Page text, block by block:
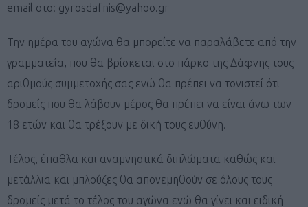
email στο: gyrosdafnis@yahoo.gr
Την ημέρα του αγώνα θα μπορείτε να παραλάβετε από την
γραμματεία, που θα βρίσκεται στο πάρκο της Δάφνης τους
αριθμούς συμμετοχής σας ενώ θα πρέπει να τονιστεί ότι
δρομείς που θα λάβουν μέρος θα πρέπει να είναι άνω των
18 ετών και θα τρέξουν με δική τους ευθύνη.
Τέλος, έπαθλα και αναμνηστικά διπλώματα καθώς και
μετάλλια και μπλούζες θα απονεμηθούν σε όλους τους
δρομείς μετά το τέλος του αγώνα ενώ θα γίνει και ειδική